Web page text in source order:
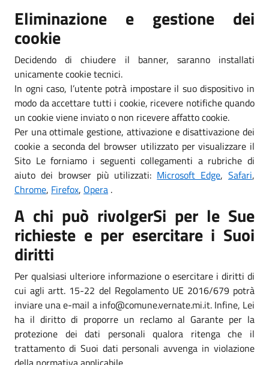
Eliminazione e gestione dei
cookie
Decidendo di chiudere il banner, saranno installati
unicamente cookie tecnici.
In ogni caso, l’utente potrà impostare il suo dispositivo in
modo da accettare tutti i cookie, ricevere notifiche quando
un cookie viene inviato o non ricevere affatto cookie.
Per una ottimale gestione, attivazione e disattivazione dei
cookie a seconda del browser utilizzato per visualizzare il
Sito Le forniamo i seguenti collegamenti a rubriche di
aiuto dei browser più utilizzati: Microsoft Edge,Safari,
Chrome, Firefox, Opera .
A chi può rivolgerSi per le Sue
richieste e per esercitare i Suoi
diritti
Per qualsiasi ulteriore informazione o esercitare i diritti di
cui agli artt. 15-22 del Regolamento UE 2016/679 potrà
inviare una e-mail a info@comune.vernate.mi.it. Infine, Lei
ha il diritto di proporre un reclamo al Garante per la
protezione dei dati personali qualora ritenga che il
trattamento di Suoi dati personali avvenga in violazione